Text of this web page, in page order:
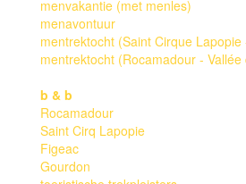
menvakantie (met menles)
menavontuur
mentrektocht (Saint Cirque Lapopie
mentrektocht (Rocamadour -
b & b
Rocamadour
Saint Cirq Lapopie
Figeac
Gourdon